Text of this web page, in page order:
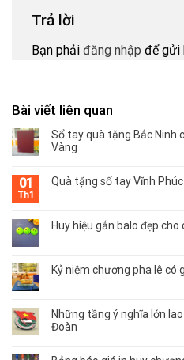
Trả lời
Bạn phải đăng nhập để gửi
Bài viết liên quan
Sổ tay quà tặng Bắc Ninh
Vàng
01
Th1
Quà tặng sổ tay Vĩnh
Huy hiệu gắn balo đẹp
Kỷ niệm chương pha lê có
Những tầng ý nghĩa lớn
Đoàn